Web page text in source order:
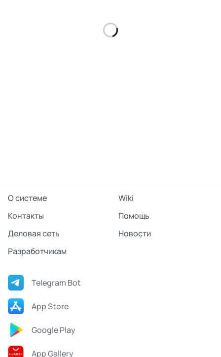
О системе
Wiki
Контакты
Помощь
Деловая сеть
Новости
Разработчикам
Telegram Bot
App Store
Google Play
App Gallery